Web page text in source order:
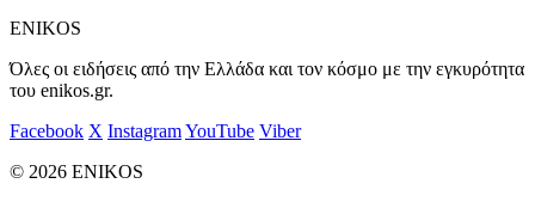
ENIKOS
Όλες οι ειδήσεις από την Ελλάδα και τον κόσμο με την εγκυρότητα
του enikos.gr.
Facebook X InstagramYouTube Viber
© 2026 ENIKOS